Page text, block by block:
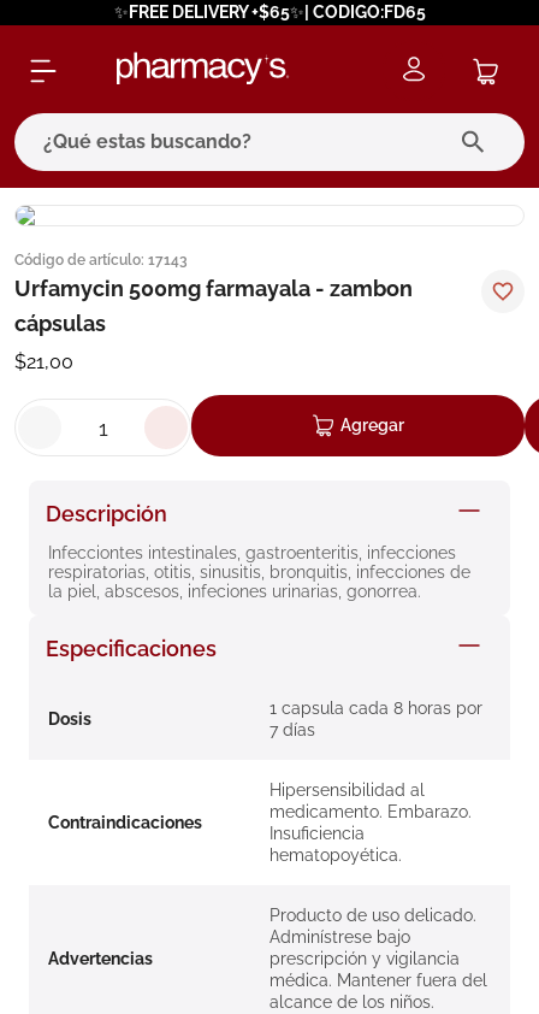
✨FREE DELIVERY +$65✨| CODIGO:FD65
¿Qué estas buscando?
Código de artículo: 17143
Urfamycin 500mg farmayala - zambon
cápsulas
$21,00
Agregar
Descripción
Infecciontes intestinales, gastroenteritis, infecciones
respiratorias, otitis, sinusitis, bronquitis, infecciones de
la piel, abscesos, infeciones urinarias, gonorrea.
Especificaciones
Dosis
1 capsula cada 8 horas por
7 días
Contraindicaciones
Hipersensibilidad al
medicamento. Embarazo.
Insuficiencia
hematopoyética.
Advertencias
Producto de uso delicado.
Adminístrese bajo
prescripción y vigilancia
médica. Mantener fuera del
alcance de los niños.
términos más buscados
1. eucerin
protector solar
cerave
7. megacistin
8. roche posay
9 isdin
10.neumoflux